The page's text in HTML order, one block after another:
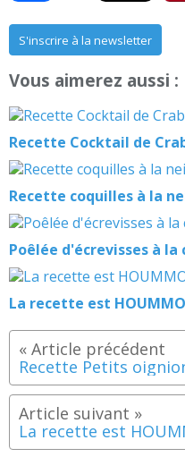
S'inscrire à la newsletter
Vous aimerez aussi :
Recette Cocktail de
Recette coquilles à la
Poêlée d'écrevisses à
La recette est
Recette Petits
La recette est